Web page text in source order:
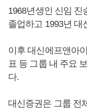
1968년생인 신임 진
졸업하고 1993년 대
이후 대신에프앤아
표 등 그룹 내 주요
다.
대신증권은 그룹 전